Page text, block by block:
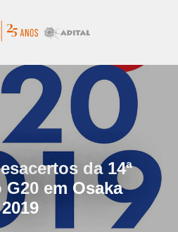
da 14ª
em Osaka
2019